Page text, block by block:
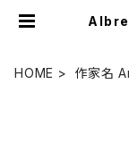
HOME
作家名